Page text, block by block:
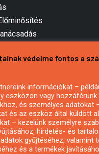
pályázatírás
civil szervezeteknek
önkormányzatoknak
vagy
védelme fontos a
információkat –
eszközön vagy
és személyes adatokat
és az eszköz által küldött
– kezelünk személyre
hirdetés- és
gyűjtéséhez, valamint
és a termékek